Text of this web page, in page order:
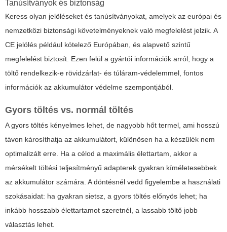
Tanúsítványok és biztonság
Keress olyan jelöléseket és tanúsítványokat, amelyek az európai és
nemzetközi biztonsági követelményeknek való megfelelést jelzik. A
CE jelölés például kötelező Európában, és alapvető szintű
megfelelést biztosít. Ezen felül a gyártói információk arról, hogy a
töltő rendelkezik-e rövidzárlat- és túláram-védelemmel, fontos
információk az akkumulátor védelme szempontjából.
Gyors töltés vs. normál töltés
A gyors töltés kényelmes lehet, de nagyobb hőt termel, ami hosszú
távon károsíthatja az akkumulátort, különösen ha a készülék nem
optimalizált erre. Ha a célod a maximális élettartam, akkor a
mérsékelt töltési teljesítményű adapterek gyakran kíméletesebbek
az akkumulátor számára. A döntésnél vedd figyelembe a használati
szokásaidat: ha gyakran sietsz, a gyors töltés előnyös lehet; ha
inkább hosszabb élettartamot szeretnél, a lassabb töltő jobb
választás lehet.